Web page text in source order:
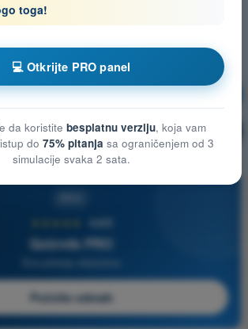
leta i planiranje Vežbanje!
🔒 PRO Objašnjenje pitanja
4,6/5
Quizvds PRO
Počnite odmah
toga!
💻 Otkrijte PRO panel
da koristite besplatnu verziju, koja vam
do 75% pitanja sa ograničenjem od 3
simulacije svaka 2 sata.